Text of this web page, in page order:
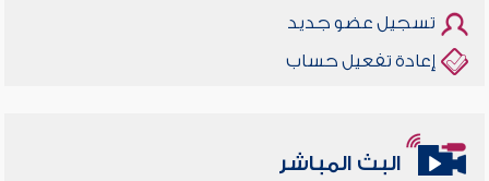
تسجيل عضو جديد
إعادة تفعيل حساب
البث المباشر